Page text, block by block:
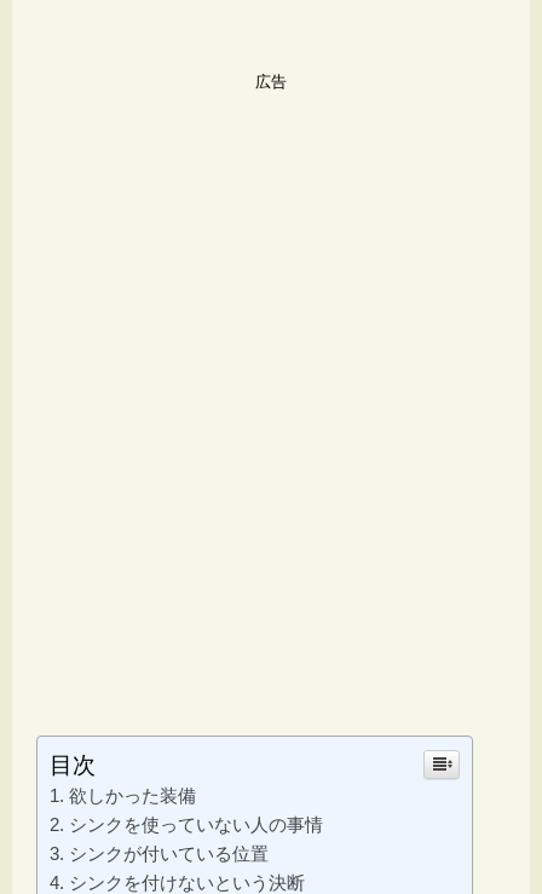
広告
目次
欲しかった装備
シンクを使っていない人の事情
シンクが付いている位置
シンクを付けないという決断